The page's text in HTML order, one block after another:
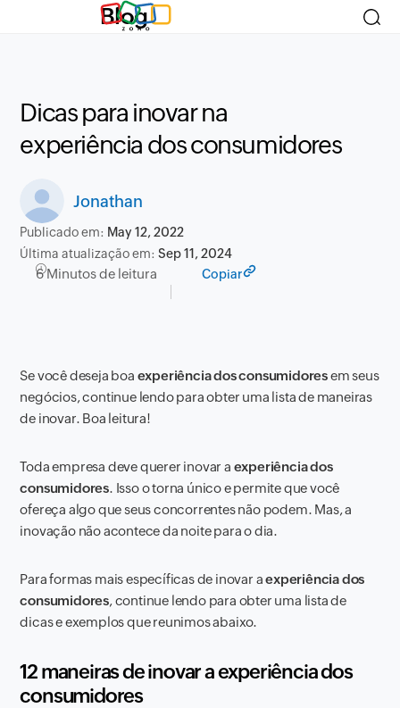
Blog
Dicas para inovar na
experiência dos consumidores
Jonathan
Publicado em: May 12, 2022
Última atualização em:Sep 11, 2024
6 Minutos de leitura Copiar
Se você deseja boa experiência dos consumidoresem seus
negócios, continue lendo para obter uma lista de maneiras
de inovar. Boa leitura!
Toda empresa deve querer inovar a experiência dos
consumidores. Isso o torna único e permite que você
ofereça algo que seus concorrentes não podem. Mas, a
inovação não acontece da noite para o dia.
Para formas mais específicas de inovar aexperiência dos
consumidores, continue lendo para obter uma lista de
dicas e exemplos que reunimos abaixo.
12 maneiras de inovar a experiência dos
consumidores